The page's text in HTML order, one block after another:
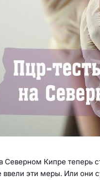
Северном Кипре теперь
ввели эти меры. Или они